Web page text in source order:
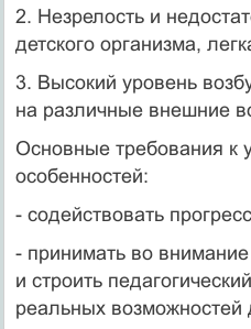
2. Незрелость и
детского организма,
3. Высокий уровень
на различные внешние
Основные требования к
особенностей:
- содействовать
- принимать во
и строить
реальных возможностей